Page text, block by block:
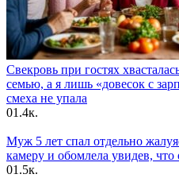
Свекровь при гостях
семью, а я лишь «довесок с
смеха не упала
01.4к.
Муж 5 лет спал отдельно
камеру и обомлела увидев, что
01.5к.